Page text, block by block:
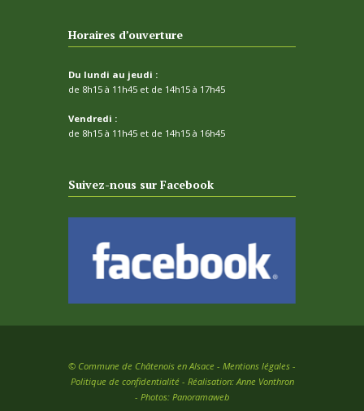
Horaires d’ouverture
Du lundi au jeudi :
de 8h15 à 11h45 et de 14h15 à 17h45
Vendredi :
de 8h15 à 11h45 et de 14h15 à 16h45
Suivez-nous sur Facebook
© Commune de Châtenois en Alsace - Mentions légales -
Politique de confidentialité - Réalisation: Anne Vonthron
- Photos: Panoramaweb